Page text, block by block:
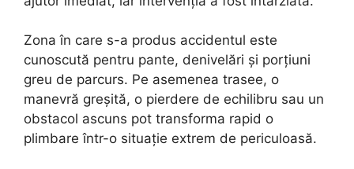
Zona în care s-a produs accidentul este
cunoscută pentru pante, denivelări și porțiuni
greu de parcurs. Pe asemenea trasee, o
manevră greșită, o pierdere de echilibru sau un
obstacol ascuns pot transforma rapid o
plimbare într-o situație extrem de periculoasă.